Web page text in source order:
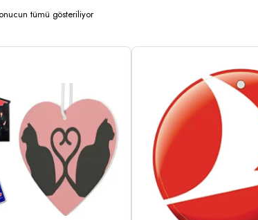
tümü gösteriliyorEn